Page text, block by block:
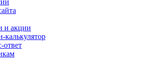
и акции
калькулятор
ответ